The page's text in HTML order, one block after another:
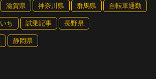
滋賀県 神奈川県 群馬県 自転車通勤
ち 試乗記事 長野県
静岡県